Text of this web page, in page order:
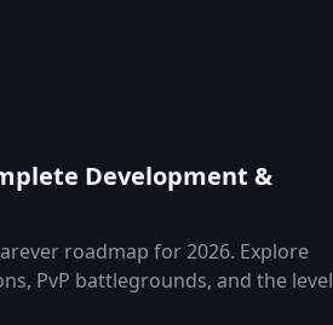
Development &
roadmap for 2026. Explore
PvP battlegrounds, and the level